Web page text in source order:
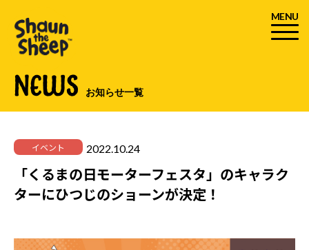
MENU
NEWS お知らせ一覧
イベント 2022.10.24
「くるまの日モーターフェスタ」のキャラク
ターにひつじのショーンが決定！